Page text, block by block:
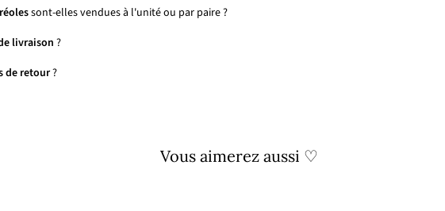
sont-elles vendues à l'unité ou par paire ?
livraison ?
de retour?
Vous aimerez aussi ♡